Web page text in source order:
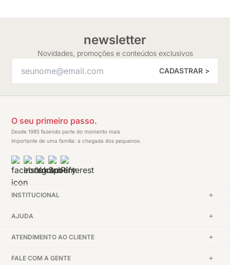
newsletter
Novidades, promoções e conteúdos exclusivos
CADASTRAR >
O seu primeiro passo.
Desde 1985 fazendo parte do momento mais
importante de uma família: a chegada dos pequenos.
INSTITUCIONAL
AJUDA
ATENDIMENTO AO CLIENTE
FALE COM A GENTE